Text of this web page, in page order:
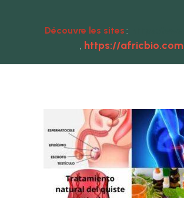
Découvre les sites :
, https://africbio.com